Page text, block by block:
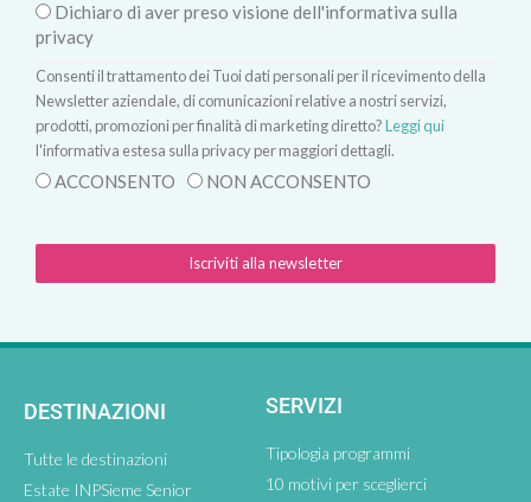
Dichiaro di aver preso visione dell'informativa sulla
privacy
Consenti il trattamento dei Tuoi dati personali per il ricevimento della
Newsletter aziendale, di comunicazioni relative a nostri servizi,
prodotti, promozioni per finalità di marketing diretto?Leggi qui
l'informativa estesa sulla privacy per maggiori dettagli.
ACCONSENTO NON ACCONSENTO
Iscriviti alla newsletter
DESTINAZIONI
Tutte le destinazioni
Estate INPSieme Senior
SERVIZI
Tipologia programmi
10 motivi per sceglierci